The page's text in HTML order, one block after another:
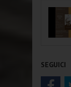
SEGUICI